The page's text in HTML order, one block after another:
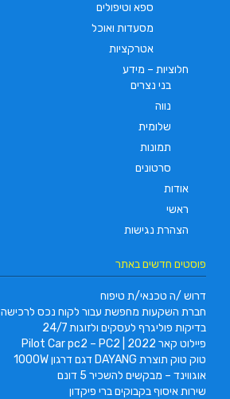
ספא וטיפולים
מסעדות ואוכל
אטרקציות
חלוציות – מידע
בני נצרים
נווה
שלומית
תמונות
סרטונים
אודות
ראשי
הצהרת נגישות
פוסטים חדשים באתר
דרוש /ה טכנאי/ת טיפוח
חברת השקעות מחפשת עבור לקוח נכס לרכישה
בדיקות פוליגרף לעסקים ולזוגות 24/7
פיילוט קאר 2022 | Pilot Car pc2 – PC2
טוק טוק תוצרת DAYANG דגם דרגון 1000W
אוגווינד – מבקשים להשכיר 5 דונם
שירות איסוף בקבוקים ברי פיקדון